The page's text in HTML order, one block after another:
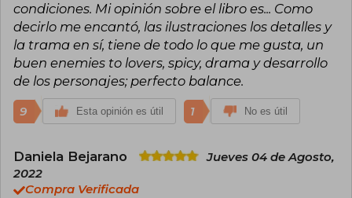
condiciones. Mi opinión sobre el libro es... Como
decirlo me encantó, las ilustraciones los detalles y
la trama en sí, tiene de todo lo que me gusta, un
buen enemies to lovers, spicy, drama y desarrollo
de los personajes; perfecto balance.
9 Esta opinión es útil 1 No es útil
Daniela Bejarano
Jueves 04 de Agosto,
2022
Compra Verificada